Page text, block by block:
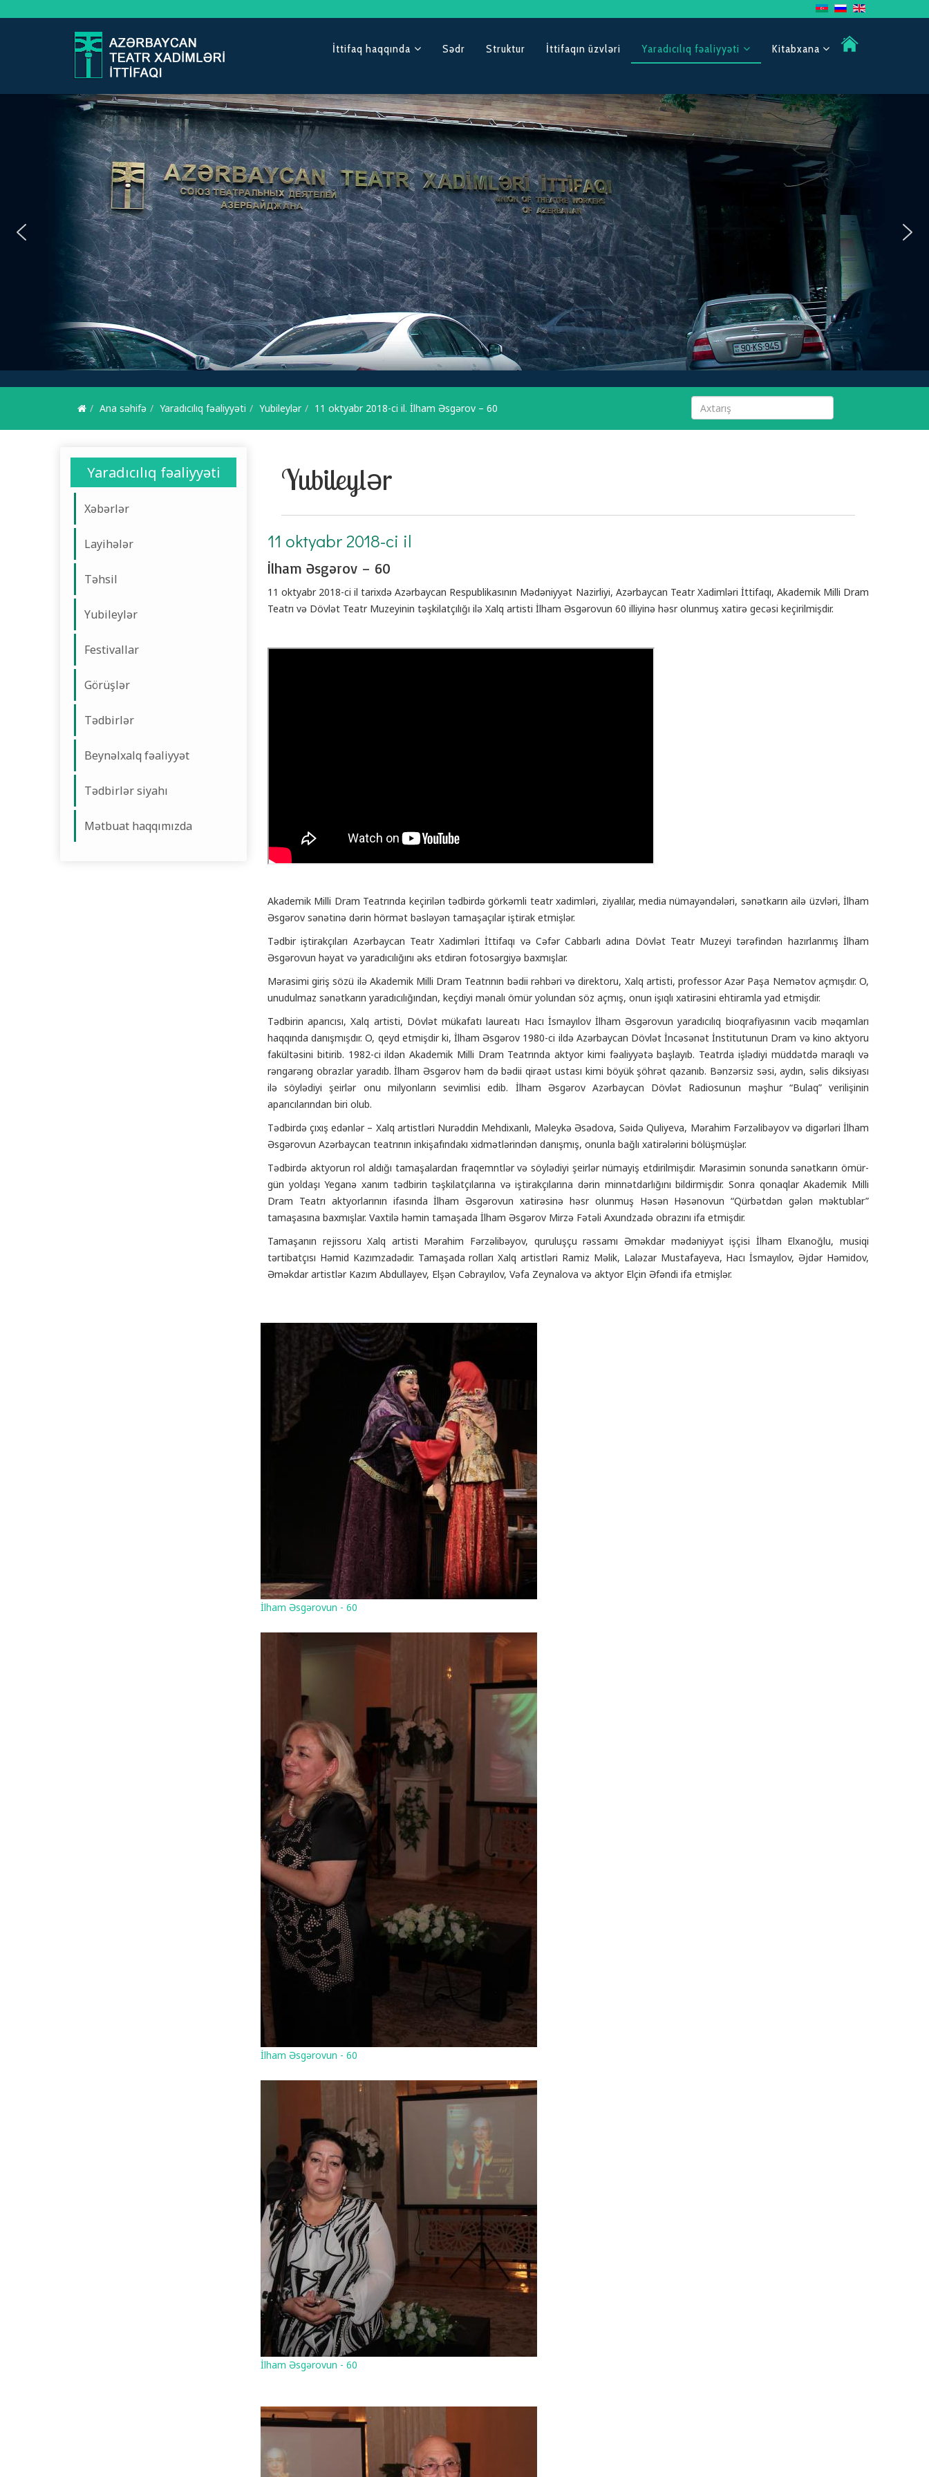
İttifaq haqqında Sədr Struktur İttifaqın üzvləri Yaradıcılıq fəaliyyəti Kitabxana
Ana səhifə Yaradıcılıq fəaliyyəti Yubileylər 11 oktyabr 2018-ci il. İlham Əsgərov – 60
Yaradıcılıq fəaliyyəti
Xəbərlər
Layihələr
Təhsil
Yubileylər
Festivallar
Görüşlər
Tədbirlər
Beynəlxalq fəaliyyət
Tədbirlər siyahı
Mətbuat haqqımızda
Yubileylər
11 oktyabr 2018-ci il
İlham Əsgərov – 60
11 oktyabr 2018-ci il tarixdə Azərbaycan Respublikasının Mədəniyyət Nazirliyi, Azərbaycan Teatr Xadimləri İttifaqı, Akademik Milli Dram
Teatrı və Dövlət Teatr Muzeyinin təşkilatçılığı ilə Xalq artisti İlham Əsgərovun 60 illiyinə həsr olunmuş xatirə gecəsi keçirilmişdir.
Akademik Milli Dram Teatrında keçirilən tədbirdə görkəmli teatr xadimləri, ziyalılar, media nümayəndələri, sənətkarın ailə üzvləri, İlham
Əsgərov sənətinə dərin hörmət bəsləyən tamaşaçılar iştirak etmişlər.
Tədbir iştirakçıları Azərbaycan Teatr Xadimləri İttifaqı və Cəfər Cabbarlı adına Dövlət Teatr Muzeyi tərəfindən hazırlanmış İlham
Əsgərovun həyat və yaradıcılığını əks etdirən fotosərgiyə baxmışlar.
Mərasimi giriş sözü ilə Akademik Milli Dram Teatrının bədii rəhbəri və direktoru, Xalq artisti, professor Azər Paşa Nemətov açmışdır. O,
unudulmaz sənətkarın yaradıcılığından, keçdiyi mənalı ömür yolundan söz açmış, onun işıqlı xatirəsini ehtiramla yad etmişdir.
Tədbirin aparıcısı, Xalq artisti, Dövlət mükafatı laureatı Hacı İsmayılov İlham Əsgərovun yaradıcılıq bioqrafiyasının vacib məqamları
haqqında danışmışdır. O, qeyd etmişdir ki, İlham Əsgərov 1980-ci ildə Azərbaycan Dövlət İncəsənət İnstitutunun Dram və kino aktyoru
fakültəsini bitirib. 1982-ci ildən Akademik Milli Dram Teatrında aktyor kimi fəaliyyətə başlayıb. Teatrda işlədiyi müddətdə maraqlı və
rəngarəng obrazlar yaradıb. İlham Əsgərov həm də bədii qiraət ustası kimi böyük şöhrət qazanıb. Bənzərsiz səsi, aydın, səlis diksiyası
ilə söylədiyi şeirlər onu milyonların sevimlisi edib. İlham Əsgərov Azərbaycan Dövlət Radiosunun məşhur “Bulaq” verilişinin
aparıcılarından biri olub.
Tədbirdə çıxış edənlər – Xalq artistləri Nurəddin Mehdixanlı, Məleykə Əsədova, Səidə Quliyeva, Mərahim Fərzəlibəyov və digərləri İlham
Əsgərovun Azərbaycan teatrının inkişafındakı xidmətlərindən danışmış, onunla bağlı xatirələrini bölüşmüşlər.
Tədbirdə aktyorun rol aldığı tamaşalardan fraqemntlər və söylədiyi şeirlər nümayiş etdirilmişdir. Mərasimin sonunda sənətkarın ömür-
gün yoldaşı Yeganə xanım tədbirin təşkilatçılarına və iştirakçılarına dərin minnətdarlığını bildirmişdir. Sonra qonaqlar Akademik Milli
Dram Teatrı aktyorlarının ifasında İlham Əsgərovun xatirəsinə həsr olunmuş Həsən Həsənovun “Qürbətdən gələn məktublar”
tamaşasına baxmışlar. Vaxtilə həmin tamaşada İlham Əsgərov Mirzə Fətəli Axundzadə obrazını ifa etmişdir.
Tamaşanın rejissoru Xalq artisti Mərahim Fərzəlibəyov, quruluşçu rəssamı Əməkdar mədəniyyət işçisi İlham Elxanoğlu, musiqi
tərtibatçısı Həmid Kazımzadədir. Tamaşada rolları Xalq artistləri Ramiz Məlik, Laləzar Mustafayeva, Hacı İsmayılov, Əjdər Həmidov,
Əməkdar artistlər Kazım Abdullayev, Elşən Cəbrayılov, Vəfa Zeynalova və aktyor Elçin Əfəndi ifa etmişlər.
İlham Əsgərovun - 60
İlham Əsgərovun - 60
İlham Əsgərovun - 60